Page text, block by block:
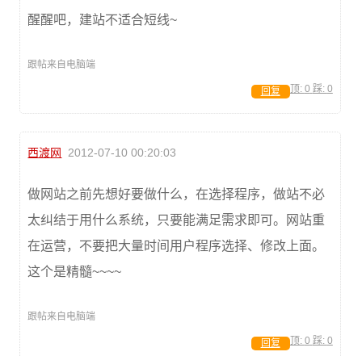
醒醒吧，建站不适合短线~
跟帖来自电脑端
顶: 0 踩: 0
回复
西渡网 2012-07-10 00:20:03
做网站之前先想好要做什么，在选择程序，做站不必
太纠结于用什么系统，只要能满足需求即可。网站重
在运营，不要把大量时间用户程序选择、修改上面。
这个是精髓~~~~
跟帖来自电脑端
顶: 0 踩: 0
回复